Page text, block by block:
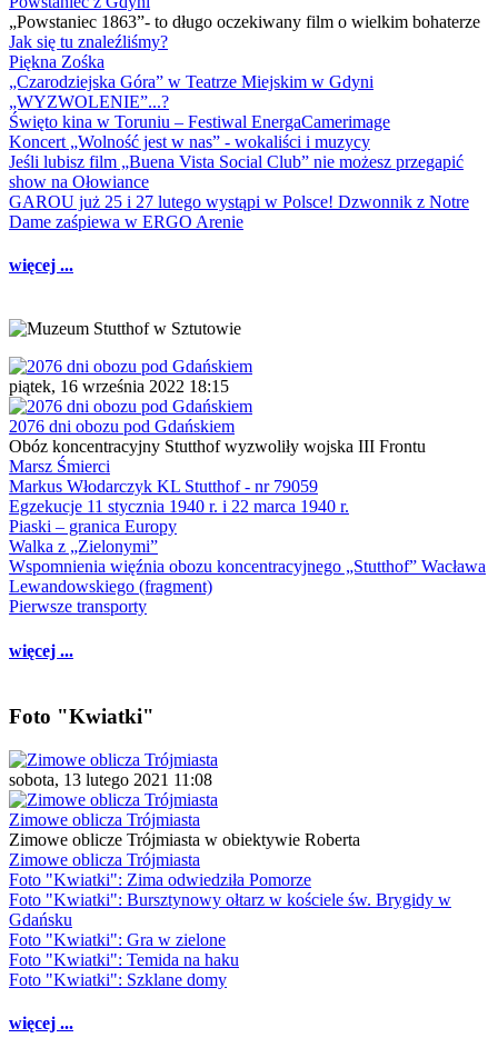
„Powstaniec 1863”- to długo oczekiwany film o wielkim bohaterze
Jak się tu znaleźliśmy?
Piękna Zośka
„Czarodziejska Góra” w Teatrze Miejskim w Gdyni
„WYZWOLENIE”...?
Święto kina w Toruniu – Festiwal EnergaCamerimage
Koncert „Wolność jest w nas” - wokaliści i muzycy
Jeśli lubisz film „Buena Vista Social Club” nie możesz przegapić
show na Ołowiance
GAROU już 25 i 27 lutego wystąpi w Polsce! Dzwonnik z Notre
Dame zaśpiewa w ERGO Arenie
więcej ...
piątek, 16 września 2022 18:15
2076 dni obozu pod Gdańskiem
Obóz koncentracyjny Stutthof wyzwoliły wojska III Frontu
Marsz Śmierci
Markus Włodarczyk KL Stutthof - nr 79059
Egzekucje 11 stycznia 1940 r. i 22 marca 1940 r.
Piaski – granica Europy
Walka z „Zielonymi”
Wspomnienia więźnia obozu koncentracyjnego „Stutthof” Wacława
Lewandowskiego (fragment)
Pierwsze transporty
więcej ...
Foto "Kwiatki"
sobota, 13 lutego 2021 11:08
Zimowe oblicza Trójmiasta
Zimowe oblicze Trójmiasta w obiektywie Roberta
Zimowe oblicza Trójmiasta
Foto "Kwiatki": Zima odwiedziła Pomorze
Foto "Kwiatki": Bursztynowy ołtarz w kościele św. Brygidy w
Gdańsku
Foto "Kwiatki": Gra w zielone
Foto "Kwiatki": Temida na haku
Foto "Kwiatki": Szklane domy
więcej ...